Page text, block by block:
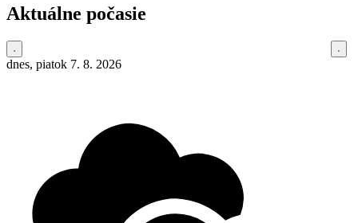
Aktuálne počasie
dnes, piatok 7. 8. 2026